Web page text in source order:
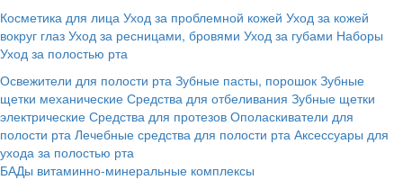
Косметика для лица Уход за проблемной кожей Уход за кожей
вокруг глаз Уход за ресницами, бровями Уход за губами Наборы
Уход за полостью рта
Освежители для полости рта Зубные пасты, порошок Зубные
щетки механические Средства для отбеливания Зубные щетки
электрические Средства для протезов Ополаскиватели для
полости рта Лечебные средства для полости рта Аксессуары для
ухода за полостью рта
БАДы витаминно-минеральные комплексы